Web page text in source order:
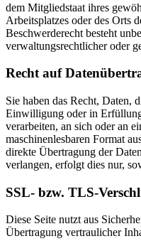
dem Mitgliedstaat ihres
Arbeitsplatzes oder des Orts
Beschwerderecht besteht
verwaltungsrechtlicher oder
Recht auf
Sie haben das Recht, Daten,
Einwilligung oder in
verarbeiten, an sich oder an
maschinenlesbaren Format
direkte Übertragung der
verlangen, erfolgt dies nur,
SSL- bzw. TLS-
Diese Seite nutzt aus
Übertragung vertraulicher